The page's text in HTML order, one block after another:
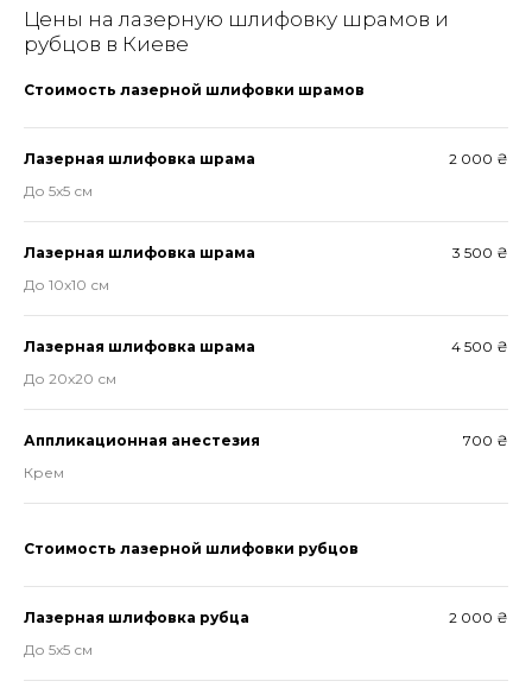
Цены на лазерную шлифовку шрамов и
рубцов в Киеве
Стоимость лазерной шлифовки шрамов
Лазерная шлифовка шрама
2 000 ₴
До 5x5 см
Лазерная шлифовка шрама
3 500 ₴
До 10x10 см
Лазерная шлифовка шрама
4 500 ₴
До 20x20 см
Аппликационная анестезия
700 ₴
Крем
Стоимость лазерной шлифовки рубцов
Лазерная шлифовка рубца
2 000 ₴
До 5x5 см